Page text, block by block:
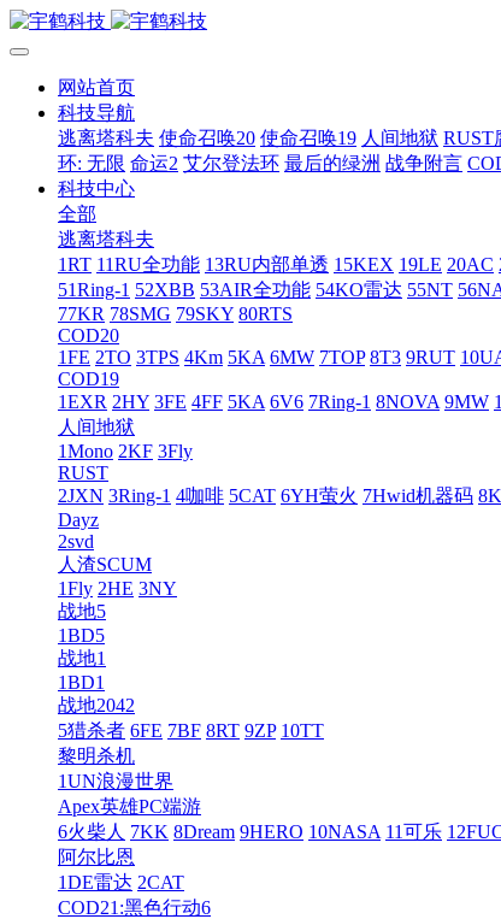
网站首页
科技导航
逃离塔科夫 使命召唤20 使命召唤19 人间地狱 RUST
环: 无限 命运2 艾尔登法环 最后的绿洲 战争附言
科技中心
全部
逃离塔科夫
1RT 11RU全功能 13RU内部单透 15KEX 19LE 20AC
51Ring-1 52XBB 53AIR全功能 54KO雷达 55NT
77KR 78SMG 79SKY 80RTS
COD20
1FE 2TO 3TPS 4Km 5KA 6MW 7TOP 8T3 9RUT
COD19
1EXR 2HY 3FE 4FF 5KA 6V6 7Ring-1 8NOVA 9MW
人间地狱
1Mono 2KF 3Fly
RUST
2JXN 3Ring-1 4咖啡 5CAT 6YH萤火 7Hwid机器码
Dayz
2svd
人渣SCUM
1Fly 2HE 3NY
战地5
1BD5
战地1
1BD1
战地2042
5猎杀者 6FE 7BF 8RT 9ZP 10TT
黎明杀机
1UN浪漫世界
Apex英雄PC端游
6火柴人 7KK 8Dream 9HERO 10NASA 11可乐
阿尔比恩
1DE雷达 2CAT
COD21:黑色行动6